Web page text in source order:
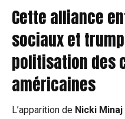
Cette alliance
sociaux et
politisation des
américaines
L’apparition de Nicki